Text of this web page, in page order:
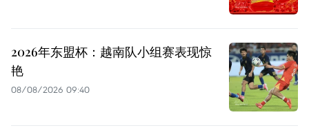
2026年东盟杯：越南队小组赛表现惊
艳
08/08/2026 09:40